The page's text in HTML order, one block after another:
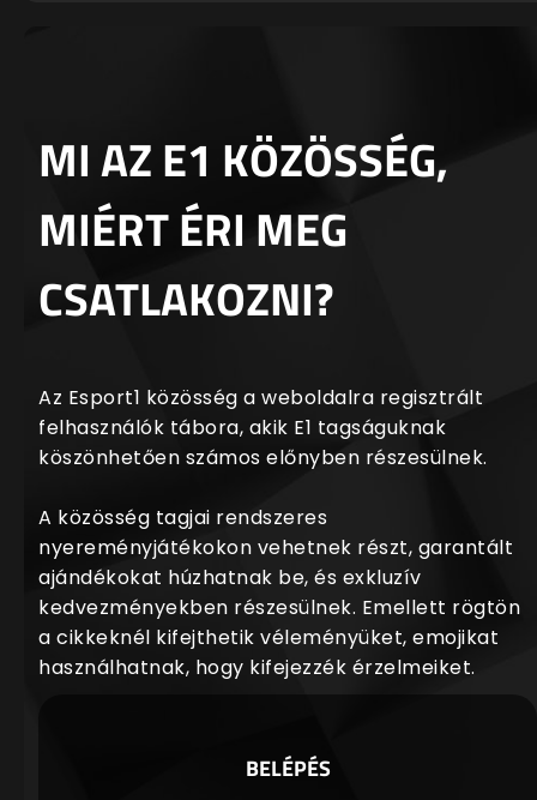
MI AZ E1 KÖZÖSSÉG,
MIÉRT ÉRI MEG
CSATLAKOZNI?
Az Esport1 közösség a weboldalra regisztrált
felhasználók tábora, akik E1 tagságuknak
köszönhetően számos előnyben részesülnek.
A közösség tagjai rendszeres
nyereményjátékokon vehetnek részt, garantált
ajándékokat húzhatnak be, és exkluzív
kedvezményekben részesülnek. Emellett rögtön
a cikkeknél kifejthetik véleményüket, emojikat
használhatnak, hogy kifejezzék érzelmeiket.
BELÉPÉS